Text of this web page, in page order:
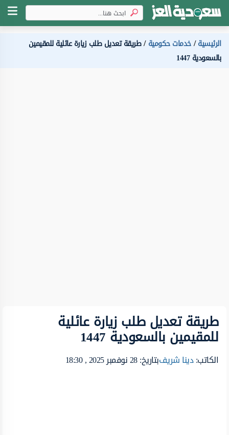
الرئيسية خدمات حكومية طريقة تعديل طلب زيارة عائلية للمقيمين
بالسعودية 1447
طريقة تعديل طلب زيارة عائلية
للمقيمين بالسعودية 1447
الكاتب:دينا شريفبتاريخ: 28 نوفمبر 2025 , 18:30